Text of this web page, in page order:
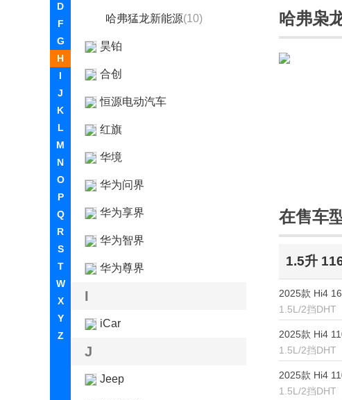
D
F
G
H
I
J
K
L
M
N
O
P
Q
R
S
T
W
X
Y
Z
哈弗猛龙新能源(10)
昊铂
合创
恒源电动汽车
红旗
华境
华为问界
华为享界
华为智界
华为尊界
I
iCar
J
Jeep
哈弗枭
在售车
1.5升
2025款 Hi4
1.5L/2挡DHT
2025款 Hi4
1.5L/2挡DHT
2025款 Hi4
1.5L/2挡DHT